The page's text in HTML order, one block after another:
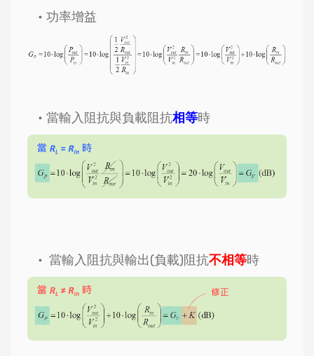
功率增益
當輸入阻抗與負載阻抗相等時
當輸入阻抗與輸出(負載)阻抗不相等時